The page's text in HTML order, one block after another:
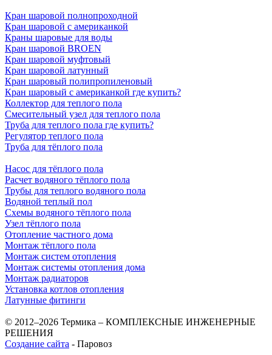
Кран шаровой полнопроходной
Кран шаровой с американкой
Краны шаровые для воды
Кран шаровой BROEN
Кран шаровой муфтовый
Кран шаровой латунный
Кран шаровый полипропиленовый
Кран шаровый с американкой где купить?
Коллектор для теплого пола
Смесительный узел для теплого пола
Труба для теплого пола где купить?
Регулятор теплого пола
Труба для тёплого пола
Насос для тёплого пола
Расчет водяного тёплого пола
Трубы для теплого водяного пола
Водяной теплый пол
Схемы водяного тёплого пола
Узел тёплого пола
Отопление частного дома
Монтаж тёплого пола
Монтаж систем отопления
Монтаж системы отопления дома
Монтаж радиаторов
Установка котлов отопления
Латунные фитинги
© 2012–2026 Термика – КОМПЛЕКСНЫЕ ИНЖЕНЕРНЫЕ
РЕШЕНИЯ
Создание сайта - Паровоз